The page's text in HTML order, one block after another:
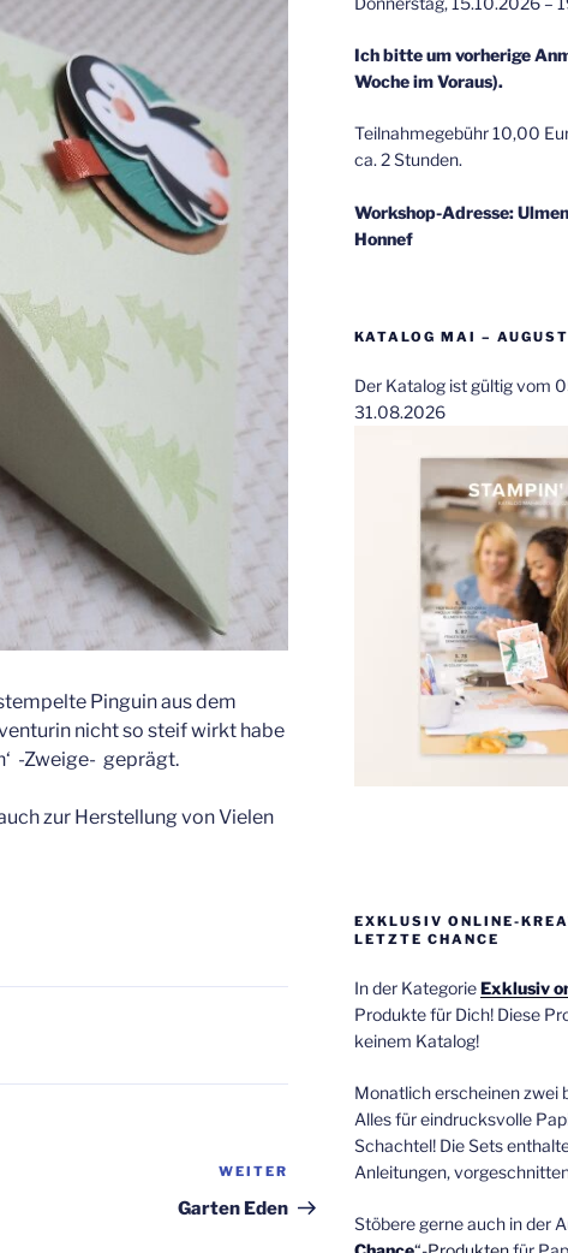
Pinguin aus dem
nicht so steif wirkt habe
-Zweige- geprägt.
zur Herstellung von Vielen
Nächster
Beitrag
WEITER
Garten Eden
Ich bitte um vorherige
Woche im Voraus).
Teilnahmegebühr 10,00
ca. 2 Stunden.
Workshop-Adresse:
Honnef
KATALOG MAI –
Der Katalog ist gültig vom
31.08.2026
EXKLUSIV ONLINE-
LETZTE CHANCE
In der KategorieExklusiv
Produkte für Dich! Diese
keinem Katalog!
Monatlich erscheinen zwei
Alles für eindrucksvolle
Schachtel! Die Sets
Anleitungen,
Stöbere gerne auch in der